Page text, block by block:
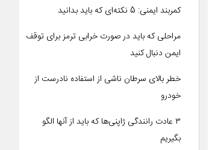
کمربند ایمنی: 5 نکته‌ای که باید بدانید
مراحلی که باید در صورت خرابی ترمز برای توقف
ایمن دنبال کنید
خطر بالای سرطان ناشی از استفاده نادرست از
خودرو
۳ عادت رانندگی ژاپنی‌ها که باید از آنها الگو
بگیریم